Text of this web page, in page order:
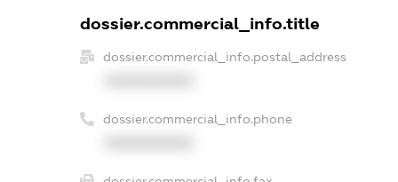
dossier.commercial_info.title
dossier.commercial_info.postal_address
dossier.commercial_info.phone